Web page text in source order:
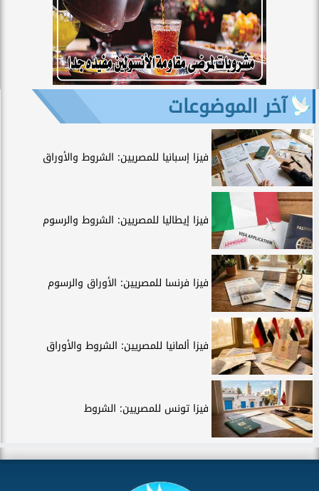
آخر الموضوعات
فيزا إسبانيا للمصريين: الشروط والأوراق
فيزا إيطاليا للمصريين: الشروط والرسوم
فيزا فرنسا للمصريين: الأوراق والرسوم
فيزا ألمانيا للمصريين: الشروط والأوراق
فيزا تونس للمصريين: الشروط